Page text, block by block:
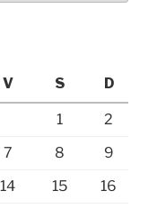
V S D
1
2
7 8
9
14 15
16